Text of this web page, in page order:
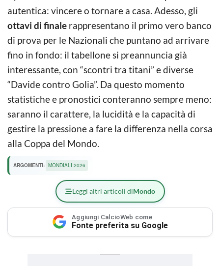
autentica: vincere o tornare a casa. Adesso, gli
ottavi di finale rappresentano il primo vero banco
di prova per le Nazionali che puntano ad arrivare
fino in fondo: il tabellone si preannuncia già
interessante, con “scontri tra titani” e diverse
“Davide contro Golia”. Da questo momento
statistiche e pronostici conteranno sempre meno:
saranno il carattere, la lucidità e la capacità di
gestire la pressione a fare la differenza nella corsa
alla Coppa del Mondo.
ARGOMENTI: MONDIALI 2026
Leggi altri articoli diMondo
Aggiungi CalcioWeb come
Fonte preferita su Google